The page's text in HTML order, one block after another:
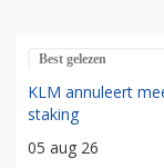
Best gelezen
KLM annuleert
staking
05 aug 26